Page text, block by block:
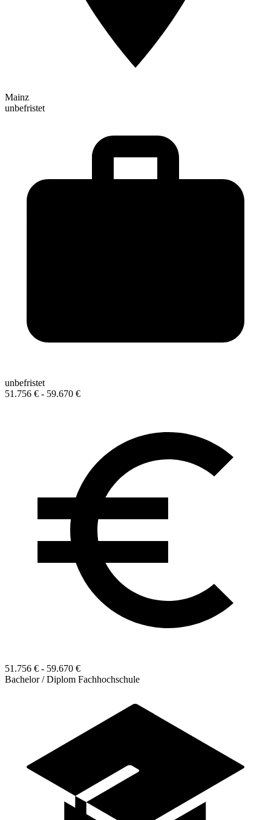
Mainz
unbefristet
unbefristet
51.756 € - 59.670 €
51.756 € - 59.670 €
Bachelor / Diplom Fachhochschule